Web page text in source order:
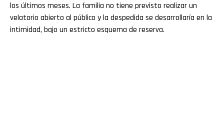
los últimos meses. La familia no tiene previsto realizar un
velatorio abierto al público y la despedida se desarrollaría en la
intimidad, bajo un estricto esquema de reserva.